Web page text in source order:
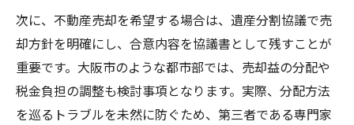
次に、不動産売却を希望する場合は、遺産分割協議で売
却方針を明確にし、合意内容を協議書として残すことが
重要です。大阪市のような都市部では、売却益の分配や
税金負担の調整も検討事項となります。実際、分配方法
を巡るトラブルを未然に防ぐため、第三者である専門家